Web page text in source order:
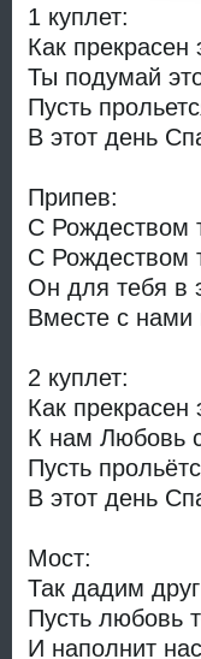
1 куплет:
Как
Ты подумай
Пусть
В этот день
Припев:
С Рождеством
С Рождеством
Он для тебя в
Вместе с нами
2 куплет:
Как прекрасен
К нам Любовь
Пусть
В этот день
Мост:
Так дадим
Пусть любовь
И наполнит